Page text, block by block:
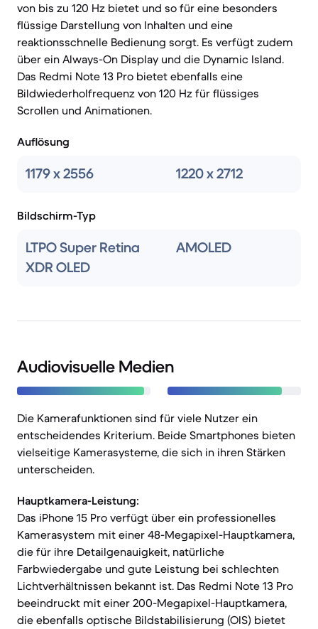
von bis zu 120 Hz bietet und so für eine besonders
flüssige Darstellung von Inhalten und eine
reaktionsschnelle Bedienung sorgt. Es verfügt zudem
über ein Always-On Display und die Dynamic Island.
Das Redmi Note 13 Pro bietet ebenfalls eine
Bildwiederholfrequenz von 120 Hz für flüssiges
Scrollen und Animationen.
Auflösung
1179 x 2556 1220 x 2712
Bildschirm-Typ
LTPO Super Retina
XDR OLED
AMOLED
Audiovisuelle Medien
Die Kamerafunktionen sind für viele Nutzer ein
entscheidendes Kriterium. Beide Smartphones bieten
vielseitige Kamerasysteme, die sich in ihren Stärken
unterscheiden.
Hauptkamera-Leistung:
Das iPhone 15 Pro verfügt über ein professionelles
Kamerasystem mit einer 48-Megapixel-Hauptkamera,
die für ihre Detailgenauigkeit, natürliche
Farbwiedergabe und gute Leistung bei schlechten
Lichtverhältnissen bekannt ist. Das Redmi Note 13 Pro
beeindruckt mit einer 200-Megapixel-Hauptkamera,
die ebenfalls optische Bildstabilisierung (OIS) bietet